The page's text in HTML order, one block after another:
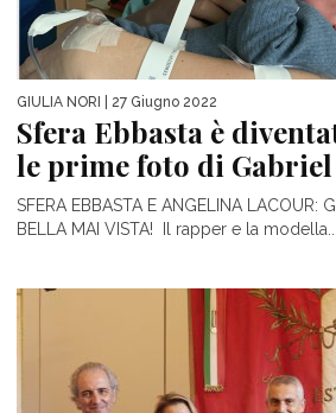
GIULIA NORI | 27 Giugno 2022
Sfera Ebbasta è
le prime foto di Gabriel
SFERA EBBASTA E ANGELINA LACOUR:
BELLA MAI VISTA! Il rapper e la modella...